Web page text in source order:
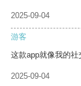
2025-09-04
游客
这款app就像我的社
2025-09-04